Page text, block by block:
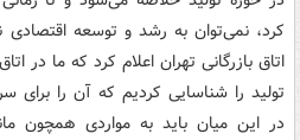
کرد، نمی‌توان به رشد و توسعه اقتصادی
اتاق بازرگانی تهران اعلام کرد که ما در
تولید را شناسایی کردیم که آن را برای
در این میان باید به مواردی همچون